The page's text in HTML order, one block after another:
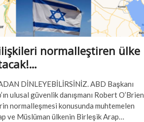
normalleştiren ülke
DİNLEYEBİLİRSİNİZ. ABD Başkanı
ulusal güvenlik danışmanı Robert O’Brien
normalleşmesi konusunda muhtemelen
ve Müslüman ülkenin Birleşik Arap…